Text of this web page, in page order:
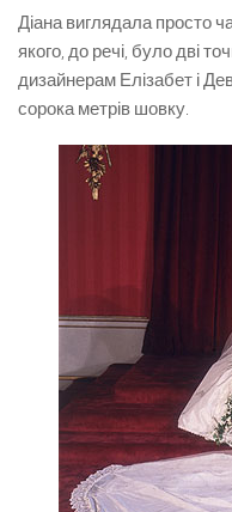
Діана виглядала просто
якого, до речі, було дві
дизайнерам Елізабет і
сорока метрів шовку.